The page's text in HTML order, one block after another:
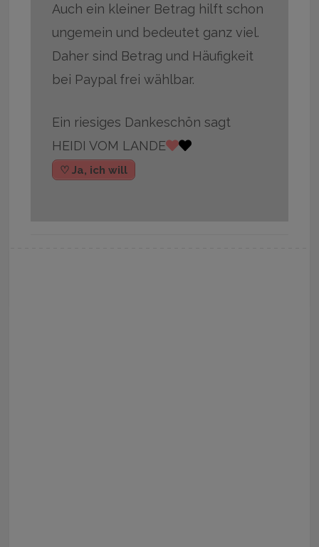
Auch ein kleiner Betrag hilft schon
ungemein und bedeutet ganz viel.
Daher sind Betrag und Häufigkeit
bei Paypal frei wählbar.
Ein riesiges Dankeschön sagt
HEIDI VOM LANDE
♡ Ja, ich will